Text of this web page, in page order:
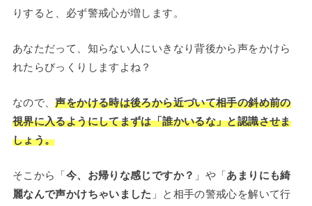
りすると、必ず警戒心が増します。
あなただって、知らない人にいきなり背後から声をかけら
れたらびっくりしますよね？
なので、声をかける時は後ろから近づいて相手の斜め前の
視界に入るようにしてまずは「誰かいるな」と認識させま
しょう。
そこから「 今、お帰りな感じですか？ 」や「 あまりにも綺
麗なんで声かけちゃいました 」と相手の警戒心を解いて行